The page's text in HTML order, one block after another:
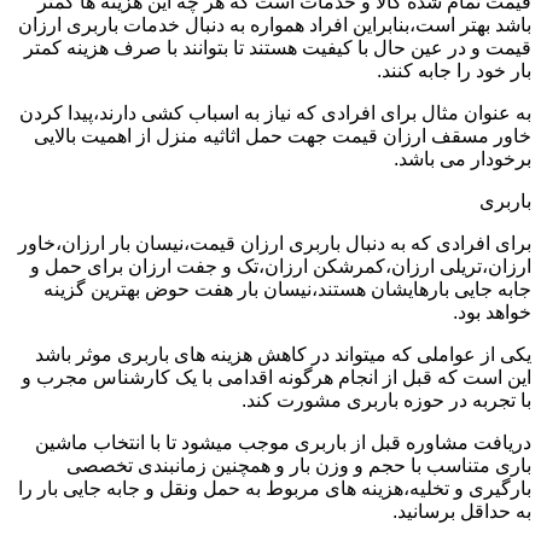
باشد بهتر است،بنابراین افراد همواره به دنبال خدمات باربری ارزان
قیمت و در عین حال با کیفیت هستند تا بتوانند با صرف هزینه کمتر
بار خود را جابه کنند.
به عنوان مثال برای افرادی که نیاز به اسباب کشی دارند،پیدا کردن
خاور مسقف ارزان قیمت جهت حمل اثاثیه منزل از اهمیت بالایی
برخودار می باشد.
باربری
برای افرادی که به دنبال باربری ارزان قیمت،نیسان بار ارزان،خاور
ارزان،تریلی ارزان،کمرشکن ارزان،تک و جفت ارزان برای حمل و
جابه جایی بارهایشان هستند،نیسان بار هفت حوض بهترین گزینه
خواهد بود.
یکی از عواملی که میتواند در کاهش هزینه های باربری موثر باشد
این است که قبل از انجام هرگونه اقدامی با یک کارشناس مجرب و
با تجربه در حوزه باربری مشورت کند.
دریافت مشاوره قبل از باربری موجب میشود تا با انتخاب ماشین
باری متناسب با حجم و وزن بار و همچنین زمانبندی تخصصی
بارگیری و تخلیه،هزینه های مربوط به حمل ونقل و جابه جایی بار را
به حداقل برسانید.